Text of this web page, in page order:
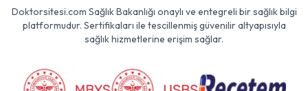
Doktorsitesi.com Sağlık Bakanlığı onaylı ve entegreli bir sağlık bilgi
platformudur. Sertifikaları ile tescillenmiş güvenilir altyapısıyla
sağlık hizmetlerine erişim sağlar.